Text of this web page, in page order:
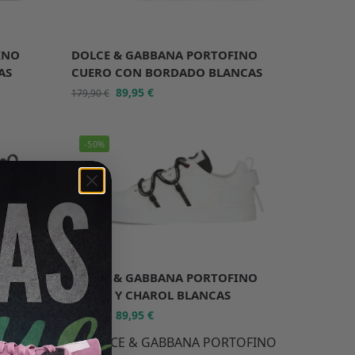
DOLCE & GABBANA PORTOFINO
CUERO CON BORDADO BLANCAS
179,90€ 89,95 €
-50%
DOLCE & GABBANA PORTOFINO
CUERO Y CHAROL BLANCAS
179,90 89,95 €
-50%